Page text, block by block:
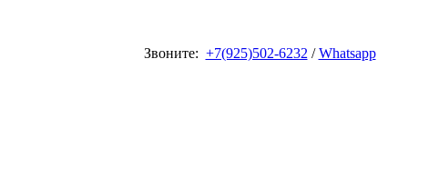
Звоните: +7(925)502-6232 /Whatsapp